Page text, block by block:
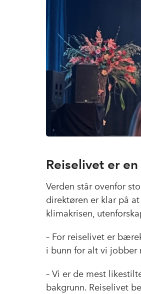
Reiselivet er
Verden står ovenfor
direktøren er klar på
klimakrisen,
– For reiselivet er
i bunn for alt vi jobber
– Vi er de mest
bakgrunn. Reiselivet